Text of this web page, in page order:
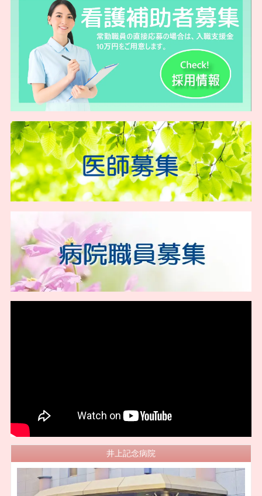
井上記念病院